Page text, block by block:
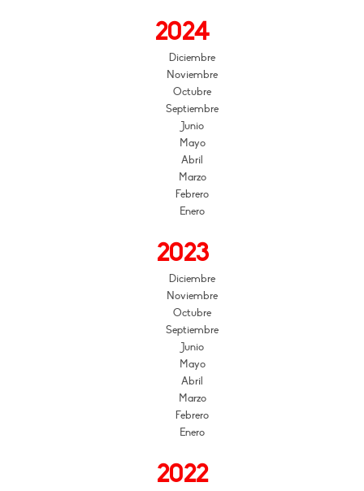
2024
Diciembre
Noviembre
Octubre
Septiembre
Junio
Mayo
Abril
Marzo
Febrero
Enero
2023
Diciembre
Noviembre
Octubre
Septiembre
Junio
Mayo
Abril
Marzo
Febrero
Enero
2022